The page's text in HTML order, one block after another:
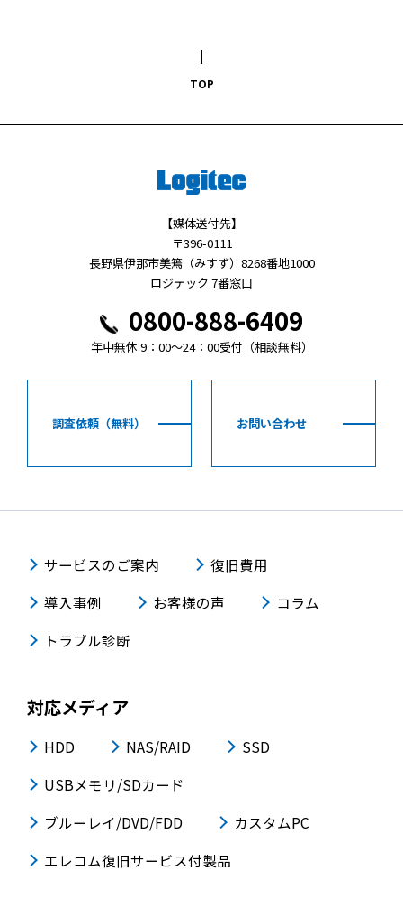
TOP
【媒体送付先】
〒396-0111
長野県伊那市美篶（みすず）8268番地1000
ロジテック 7番窓口
0800-888-6409
年中無休 9：00～24：00受付（相談無料）
調査依頼（無料） お問い合わせ
サービスのご案内
復旧費用
導入事例
お客様の声
コラム
トラブル診断
対応メディア
HDD NAS/RAID
SSD
USBメモリ/SDカード
ブルーレイ/DVD/FDD
カスタムPC
エレコム復旧サービス付製品